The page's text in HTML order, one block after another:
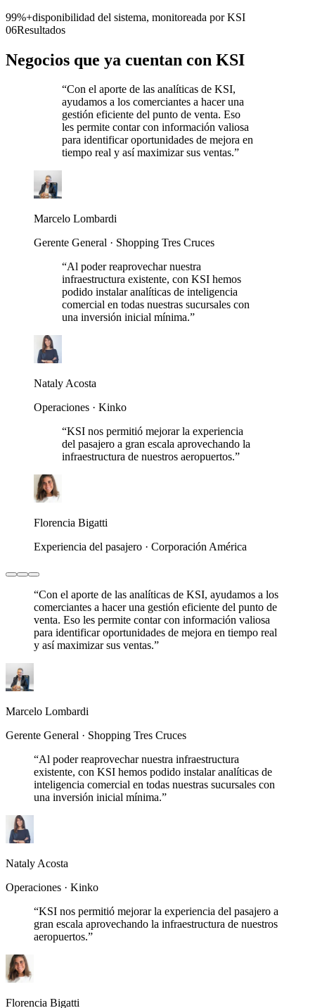
99%+disponibilidad del sistema, monitoreada por KSI
06Resultados
Negocios que ya cuentan con KSI
“Con el aporte de las analíticas de KSI,
ayudamos a los comerciantes a hacer una
gestión eficiente del punto de venta. Eso
les permite contar con información valiosa
para identificar oportunidades de mejora en
tiempo real y así maximizar sus ventas.”
Marcelo Lombardi
Gerente General · Shopping Tres Cruces
“Al poder reaprovechar nuestra
infraestructura existente, con KSI hemos
podido instalar analíticas de inteligencia
comercial en todas nuestras sucursales con
una inversión inicial mínima.”
Nataly Acosta
Operaciones · Kinko
“KSI nos permitió mejorar la experiencia
del pasajero a gran escala aprovechando la
infraestructura de nuestros aeropuertos.”
Florencia Bigatti
Experiencia del pasajero · Corporación América
“Con el aporte de las analíticas de KSI, ayudamos a los
comerciantes a hacer una gestión eficiente del punto de
venta. Eso les permite contar con información valiosa
para identificar oportunidades de mejora en tiempo real
y así maximizar sus ventas.”
Marcelo Lombardi
Gerente General · Shopping Tres Cruces
“Al poder reaprovechar nuestra infraestructura
existente, con KSI hemos podido instalar analíticas de
inteligencia comercial en todas nuestras sucursales con
una inversión inicial mínima.”
Nataly Acosta
Operaciones · Kinko
“KSI nos permitió mejorar la experiencia del pasajero a
gran escala aprovechando la infraestructura de nuestros
aeropuertos.”
Florencia Bigatti